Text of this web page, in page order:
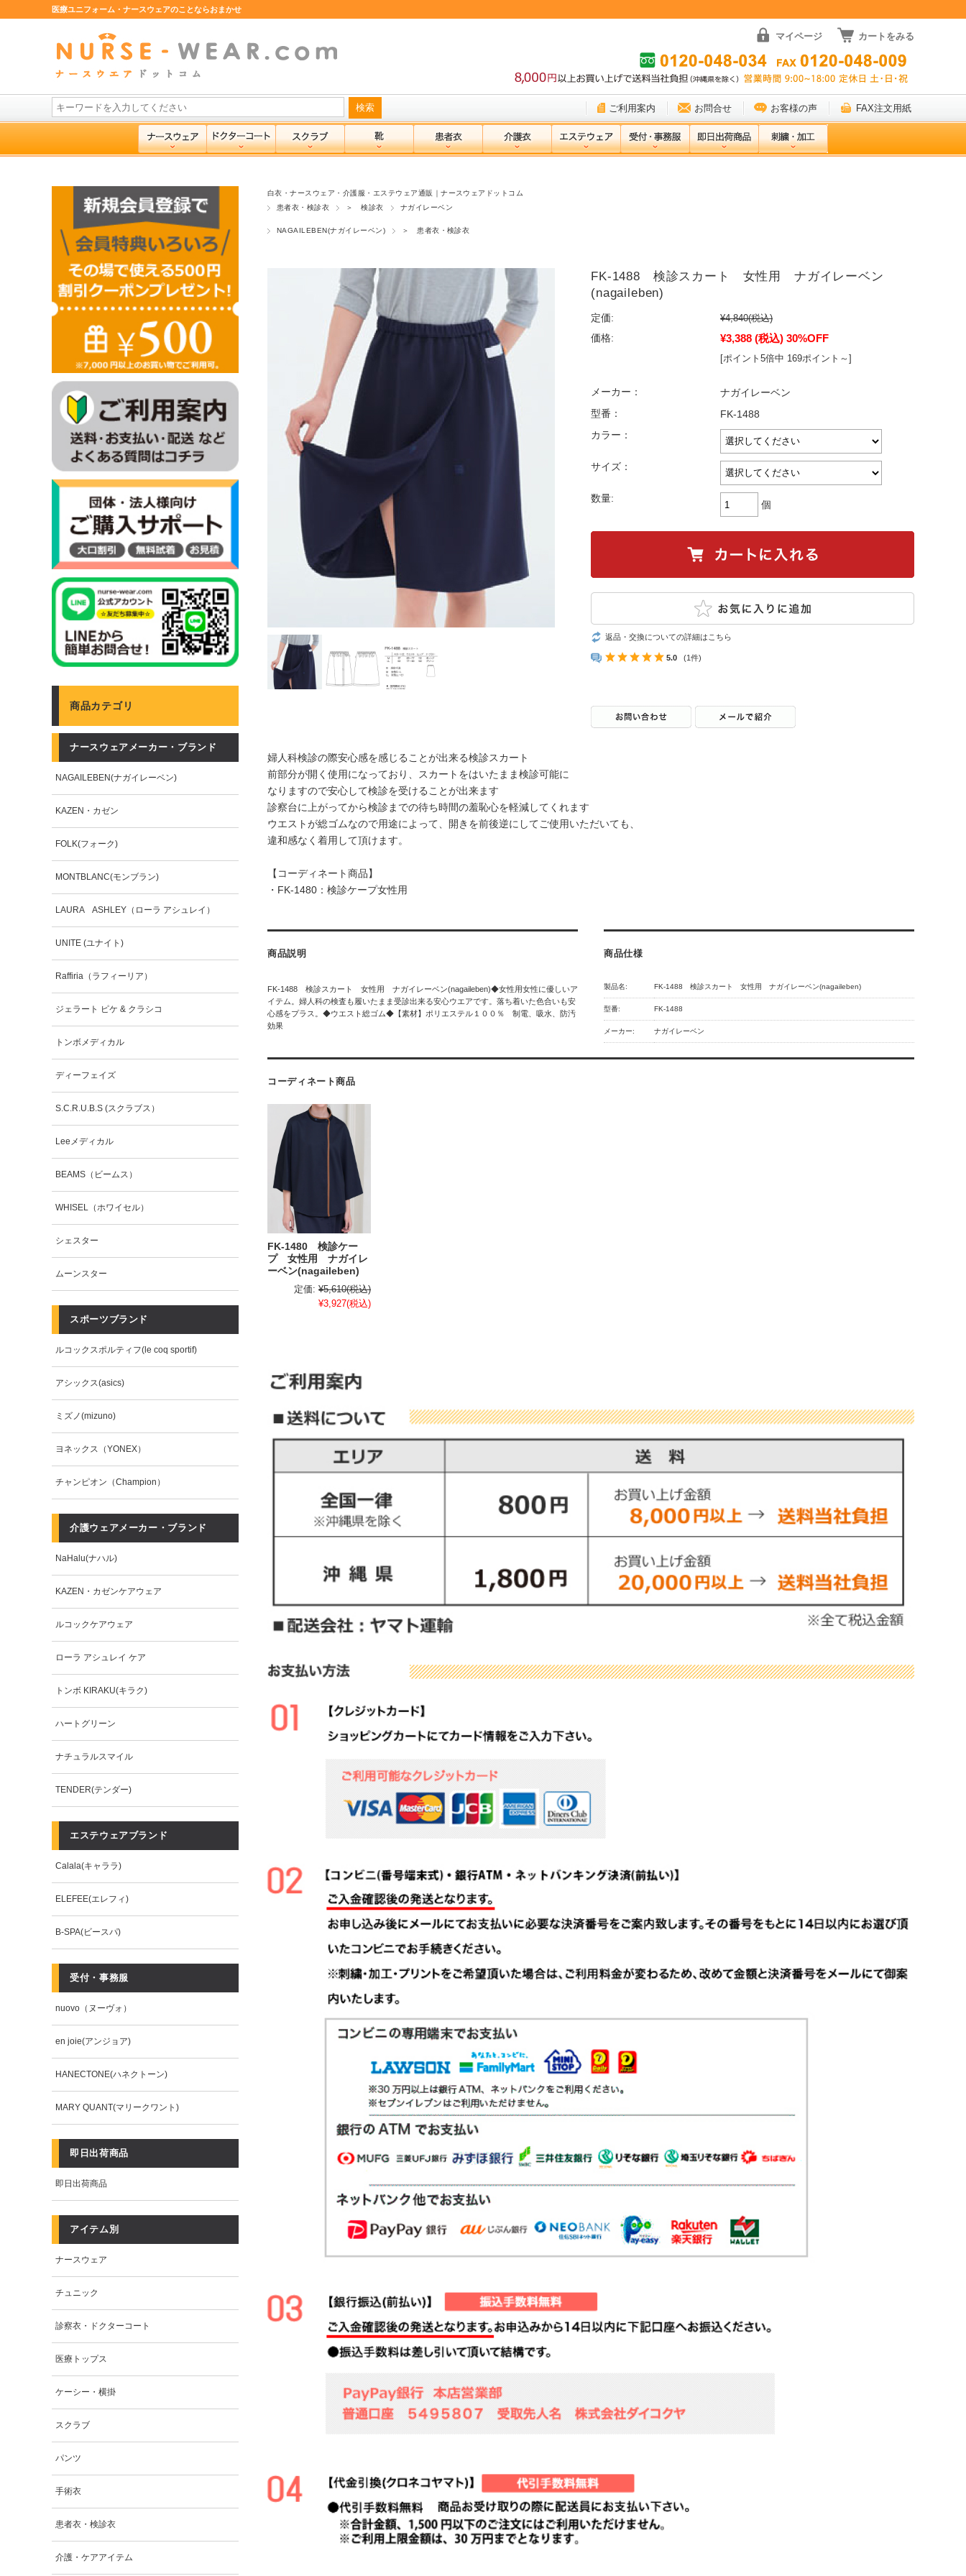
医療ユニフォーム・ナースウェアのことならおまかせ
マイページ カートをみる
ご利用案内 お問合せ お客様の声 FAX注文用紙
白衣・ナースウェア・介護服・エステウェア通販｜ナースウェアドットコム
患者衣・検診衣
＞ 検診衣 ナガイレーベン
NAGAILEBEN(ナガイレーベン) ＞ 患者衣・検診衣
FK-1488 検診スカート 女性用 ナガイレーベン
(nagaileben)
定価: ¥4,840(税込)
価格:
¥3,388 (税込) 30%OFF
[ポイント5倍中 169ポイント～]
メーカー：
ナガイレーベン
型番：
FK-1488
カラー：
サイズ：
数量:
個
返品・交換についての詳細はこちら
5.0 (1件)
婦人科検診の際安心感を感じることが出来る検診スカート
前部分が開く使用になっており、スカートをはいたまま検診可能に
なりますので安心して検診を受けることが出来ます
診察台に上がってから検診までの待ち時間の羞恥心を軽減してくれます
ウエストが総ゴムなので用途によって、開きを前後逆にしてご使用いただいても、
違和感なく着用して頂けます。
【コーディネート商品】
・ FK-1480：検診ケープ女性用
商品説明
FK-1488 検診スカート 女性用 ナガイレーベン(nagaileben)◆女性用女性に優しいア
イテム。婦人科の検査も履いたまま受診出来る安心ウエアです。落ち着いた色合いも安
心感をプラス。◆ウエスト総ゴム◆【素材】ポリエステル１００％ 制電、吸水、防汚
効果
商品仕様
製品名: FK-1488 検診スカート 女性用 ナガイレーベン(nagaileben)
型番: FK-1488
メーカー: ナガイレーベン
コーディネート商品
FK-1480 検診ケー
プ 女性用 ナガイレ
ーベン(nagaileben)
定価: ¥5,610(税込)
¥3,927(税込)
商品カテゴリ
ナースウェアメーカー・ブランド
NAGAILEBEN(ナガイレーベン)
KAZEN・カゼン
FOLK(フォーク)
MONTBLANC(モンブラン)
LAURA ASHLEY（ローラ アシュレイ）
UNITE (ユナイト)
Raffiria（ラフィーリア）
ジェラート ピケ & クラシコ
トンボメディカル
ディーフェイズ
S.C.R.U.B.S (スクラブス）
Leeメディカル
BEAMS（ビームス）
WHISEL（ホワイセル）
シェスター
ムーンスター
スポーツブランド
ルコックスポルティフ(le coq sportif)
アシックス(asics)
ミズノ(mizuno)
ヨネックス（YONEX）
チャンピオン（Champion）
介護ウェアメーカー・ブランド
NaHalu(ナハル)
KAZEN・カゼンケアウェア
ルコックケアウェア
ローラ アシュレイ ケア
トンボ KIRAKU(キラク)
ハートグリーン
ナチュラルスマイル
TENDER(テンダー)
エステウェアブランド
Calala(キャララ)
ELEFEE(エレフィ)
B-SPA(ビースパ)
受付・事務服
nuovo（ヌーヴォ）
en joie(アンジョア)
HANECTONE(ハネクトーン)
MARY QUANT(マリークワント)
即日出荷商品
即日出荷商品
アイテム別
ナースウェア
チュニック
診察衣・ドクターコート
医療トップス
ケーシー・横掛
スクラブ
パンツ
手術衣
患者衣・検診衣
介護・ケアアイテム